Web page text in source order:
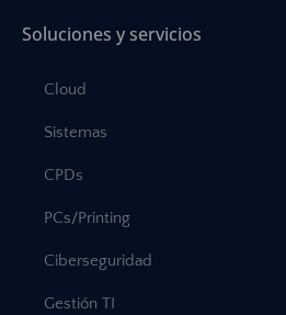
Soluciones y servicios
Cloud
Sistemas
CPDs
PCs/Printing
Ciberseguridad
Gestión TI